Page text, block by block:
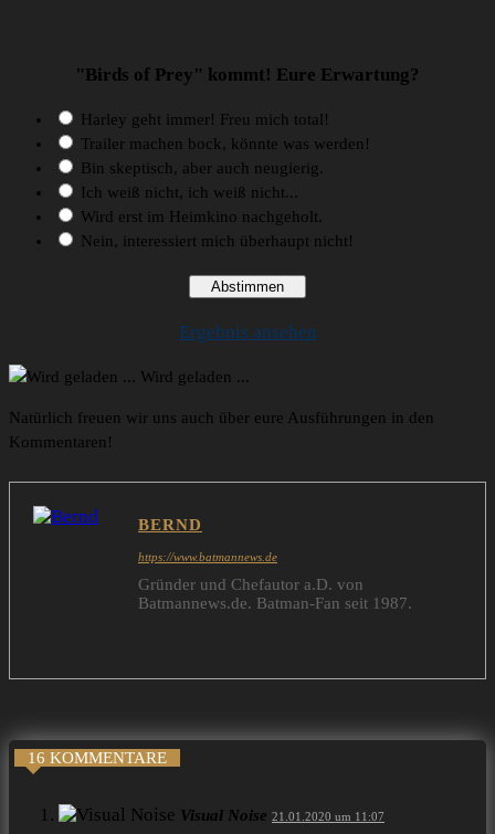
"Birds of Prey" kommt! Eure Erwartung?
Harley geht immer! Freu mich total!
Trailer machen bock, könnte was werden!
Bin skeptisch, aber auch neugierig.
Ich weiß nicht, ich weiß nicht...
Wird erst im Heimkino nachgeholt.
Nein, interessiert mich überhaupt nicht!
Ergebnis ansehen
Wird geladen ...
Natürlich freuen wir uns auch über eure Ausführungen in den
Kommentaren!
BERND
https://www.batmannews.de
Gründer und Chefautor a.D. von
Batmannews.de. Batman-Fan seit 1987.
16 KOMMENTARE
Visual Noise 21.01.2020 um 11:07